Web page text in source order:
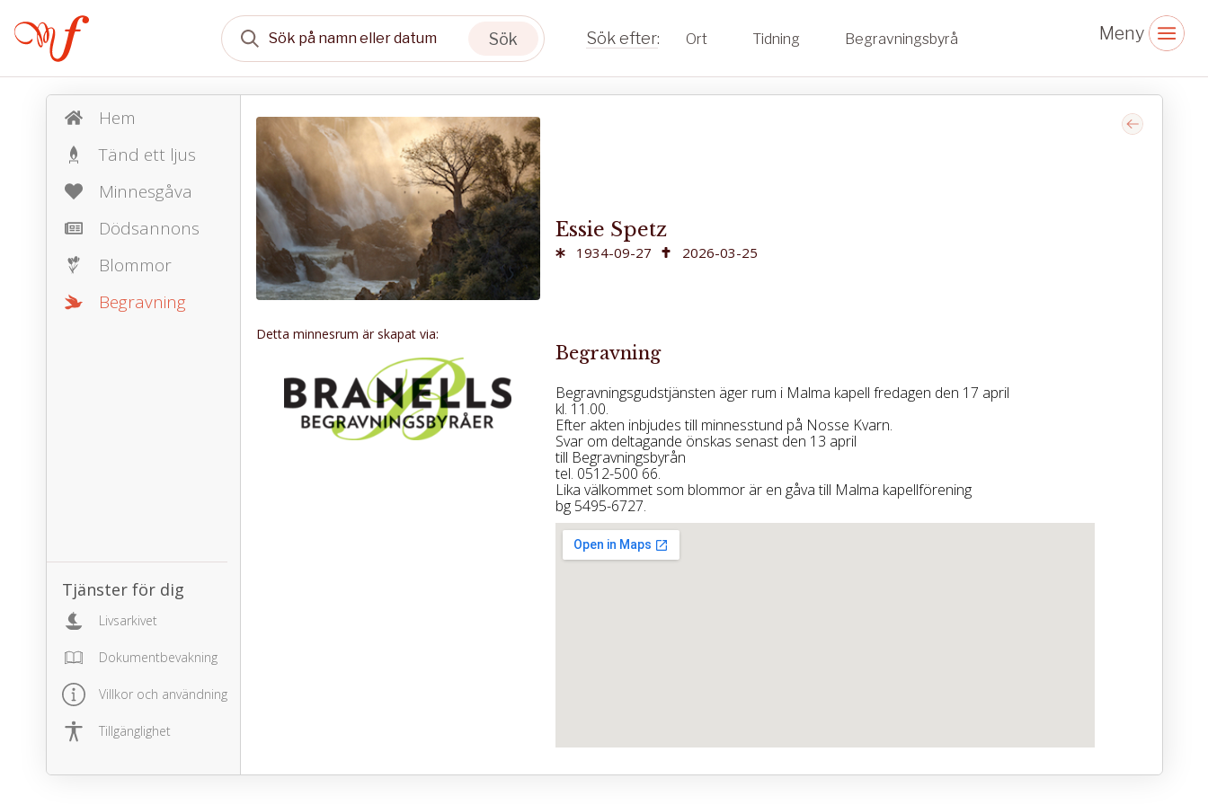
Sök Ort Tidning Begravningsbyrå
Hem
Tänd ett ljus
Minnesgåva
Dödsannons
Blommor
Begravning
Tjänster för dig
Livsarkivet
Dokumentbevakning
Villkor och användning
Tillgänglighet
Detta minnesrum är skapat via:
Essie Spetz
1934-09-27 2026-03-25
Begravning
Begravningsgudstjänsten äger rum i Malma kapell fredagen den 17 april
kl. 11.00.
Efter akten inbjudes till minnesstund på Nosse Kvarn.
Svar om deltagande önskas senast den 13 april
till Begravningsbyrån
tel. 0512-500 66.
Lika välkommet som blommor är en gåva till Malma kapellförening
bg 5495-6727.